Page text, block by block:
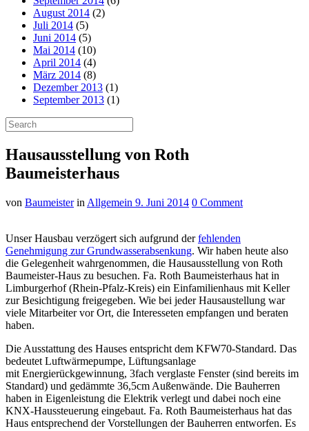
August 2014 (2)
Juli 2014 (5)
Juni 2014 (5)
Mai 2014 (10)
April 2014 (4)
März 2014 (8)
Dezember 2013 (1)
September 2013 (1)
Hausausstellung von Roth
Baumeisterhaus
von Baumeisterin Allgemein 9. Juni 2014 0 Comment
Unser Hausbau verzögert sich aufgrund derfehlenden
Genehmigung zur Grundwasserabsenkung. Wir haben heute also
die Gelegenheit wahrgenommen, die Hausausstellung von Roth
Baumeister-Haus zu besuchen. Fa. Roth Baumeisterhaus hat in
Limburgerhof (Rhein-Pfalz-Kreis) ein Einfamilienhaus mit Keller
zur Besichtigung freigegeben. Wie bei jederHausaustellung war
viele Mitarbeiter vor Ort, die Interesseten empfangen und beraten
haben.
Die Ausstattung des Hauses entspricht dem KFW70-Standard. Das
bedeutet Luftwärmepumpe, Lüftungsanlage
mit Energierückgewinnung, 3fach verglaste Fenster (sind bereits im
Standard) und gedämmte 36,5cm Außenwände. Die Bauherren
haben in Eigenleistung die Elektrik verlegt und dabei noch eine
KNX-Haussteuerung eingebaut. Fa. Roth Baumeisterhaus hat das
Haus entsprechend der Vorstellungen der Bauherren entworfen. Es